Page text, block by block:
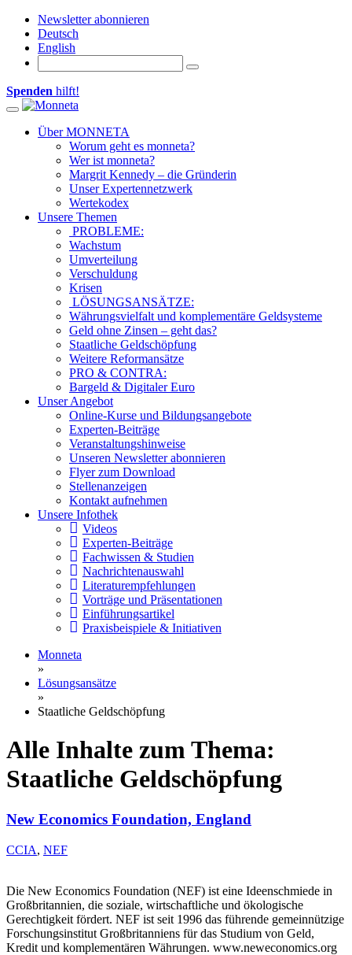
Newsletter abonnieren
Deutsch
English
Spenden hilft!
Toggle navigation
Über MONNETA
Worum geht es monneta?
Wer ist monneta?
Margrit Kennedy – die Gründerin
Unser Expertennetzwerk
Wertekodex
Unsere Themen
PROBLEME:
Wachstum
Umverteilung
Verschuldung
Krisen
LÖSUNGSANSÄTZE:
Währungsvielfalt und komplementäre Geldsysteme
Geld ohne Zinsen – geht das?
Staatliche Geldschöpfung
Weitere Reformansätze
PRO & CONTRA:
Bargeld & Digitaler Euro
Unser Angebot
Online-Kurse und Bildungsangebote
Experten-Beiträge
Veranstaltungshinweise
Unseren Newsletter abonnieren
Flyer zum Download
Stellenanzeigen
Kontakt aufnehmen
Unsere Infothek
Videos
Experten-Beiträge
Fachwissen & Studien
Nachrichtenauswahl
Literaturempfehlungen
Vorträge und Präsentationen
Einführungsartikel
Praxisbeispiele & Initiativen
Monneta
»
Lösungsansätze
»
Staatliche Geldschöpfung
Alle Inhalte zum Thema:
Staatliche Geldschöpfung
New Economics Foundation, England
CCIA, NEF
Die New Economics Foundation (NEF) ist eine Ideenschmiede in
Großbritannien, die soziale, wirtschaftliche und ökologische
Gerechtigkeit fördert. NEF ist seit 1996 das führende gemeinnützige
Forschungsinstitut Großbritanniens für das Studium von Geld,
Kredit und komplementären Währungen. www.neweconomics.org